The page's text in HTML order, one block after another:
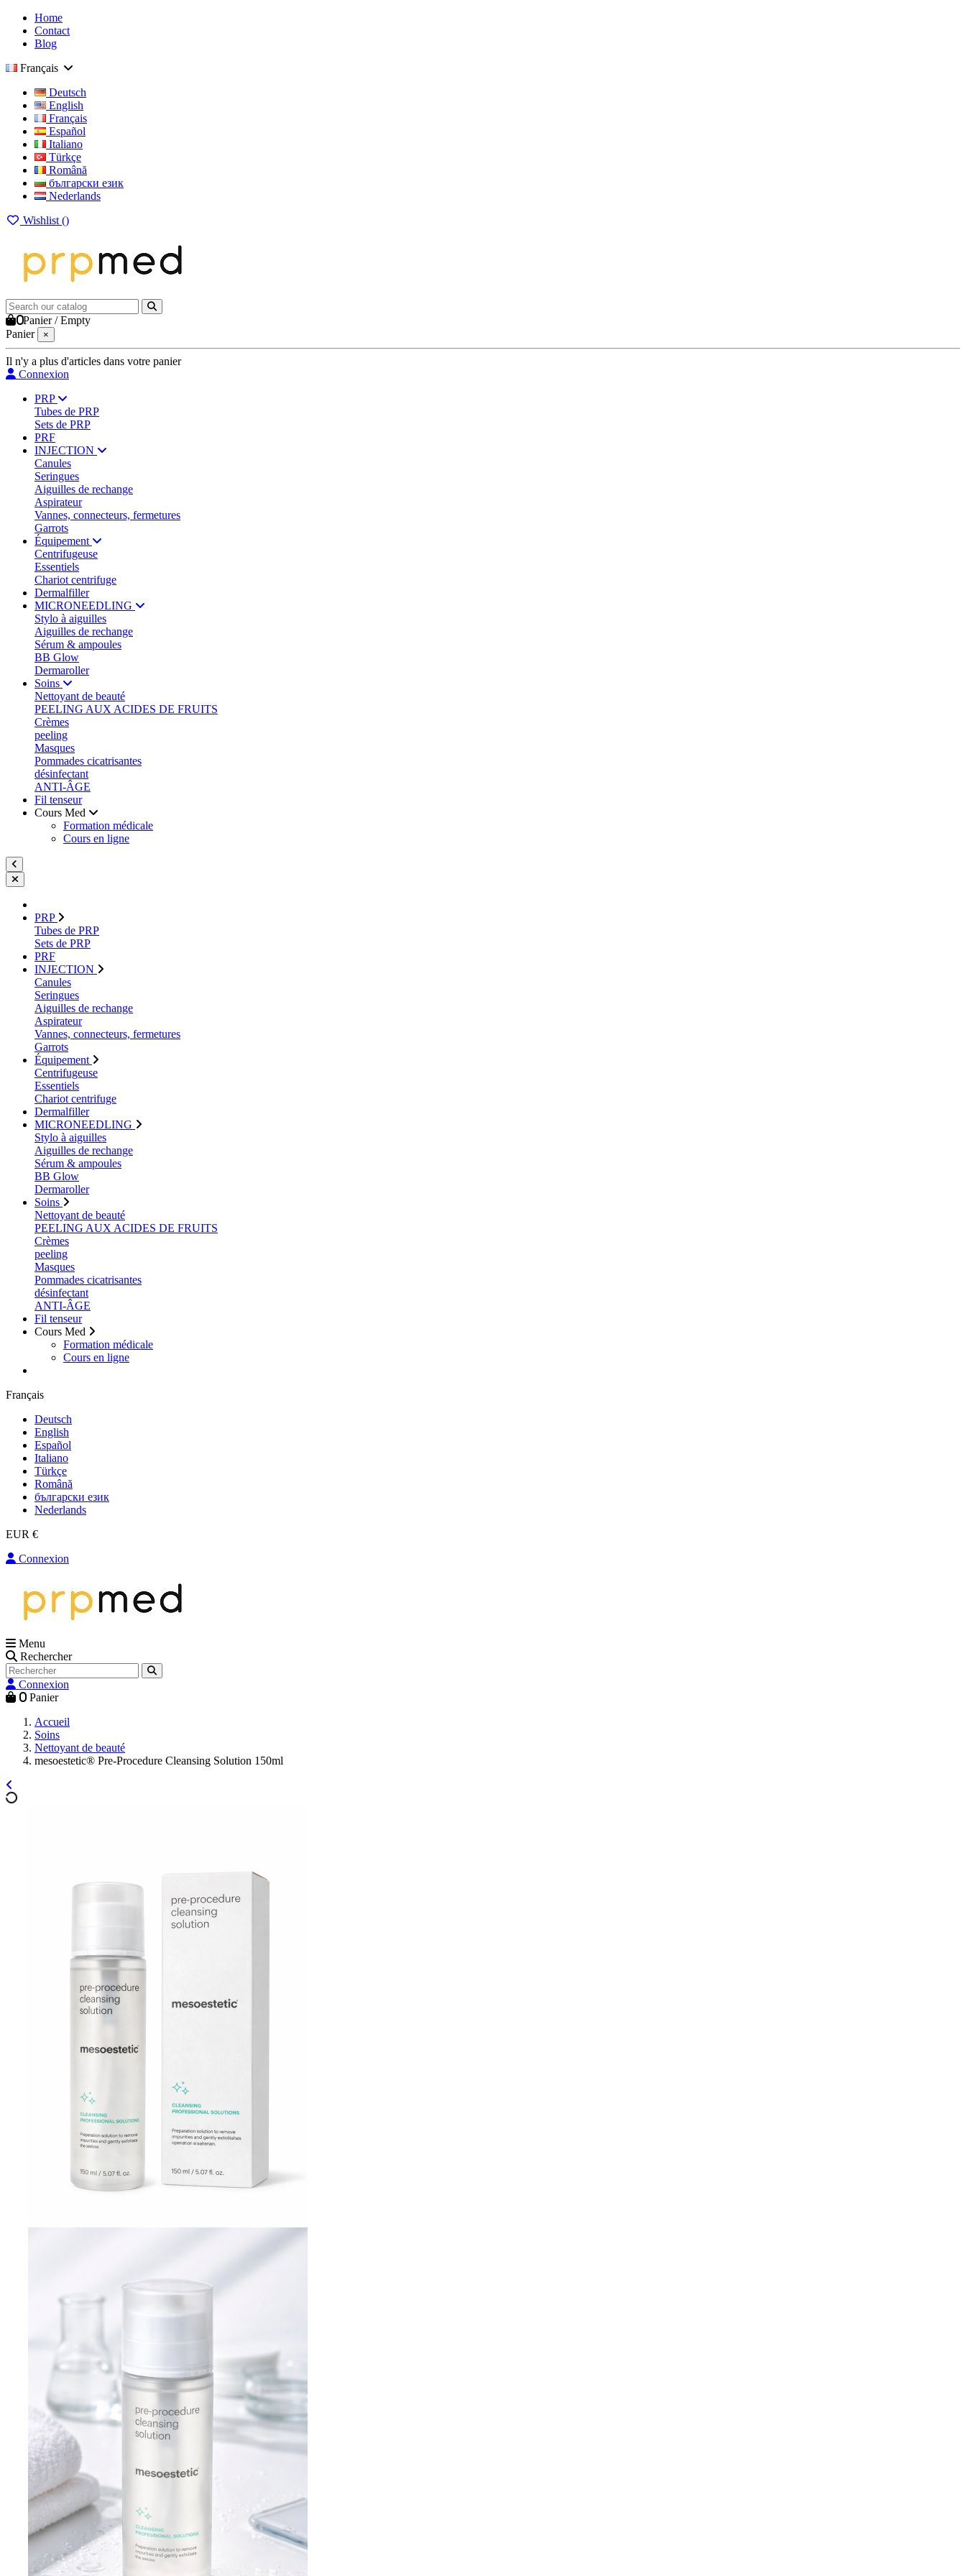
Home
Contact
Blog
Français
Deutsch
English
Français
Español
Italiano
Türkçe
Română
български език
Nederlands
Wishlist ()
0Panier /Empty
Panier
×
Il n'y a plus d'articles dans votre panier
Connexion
PRP
Tubes de PRP
Sets de PRP
PRF
INJECTION
Canules
Seringues
Aiguilles de rechange
Aspirateur
Vannes, connecteurs, fermetures
Garrots
Équipement
Centrifugeuse
Essentiels
Chariot centrifuge
Dermalfiller
MICRONEEDLING
Stylo à aiguilles
Aiguilles de rechange
Sérum & ampoules
BB Glow
Dermaroller
Soins
Nettoyant de beauté
PEELING AUX ACIDES DE FRUITS
Crèmes
peeling
Masques
Pommades cicatrisantes
désinfectant
ANTI-ÂGE
Fil tenseur
Cours Med
Formation médicale
Cours en ligne
PRP
Tubes de PRP
Sets de PRP
PRF
INJECTION
Canules
Seringues
Aiguilles de rechange
Aspirateur
Vannes, connecteurs, fermetures
Garrots
Équipement
Centrifugeuse
Essentiels
Chariot centrifuge
Dermalfiller
MICRONEEDLING
Stylo à aiguilles
Aiguilles de rechange
Sérum & ampoules
BB Glow
Dermaroller
Soins
Nettoyant de beauté
PEELING AUX ACIDES DE FRUITS
Crèmes
peeling
Masques
Pommades cicatrisantes
désinfectant
ANTI-ÂGE
Fil tenseur
Cours Med
Formation médicale
Cours en ligne
Français
Deutsch
English
Español
Italiano
Türkçe
Română
български език
Nederlands
EUR €
Connexion
Menu
Rechercher
Connexion
0 Panier
Accueil
Soins
Nettoyant de beauté
mesoestetic® Pre-Procedure Cleansing Solution 150ml